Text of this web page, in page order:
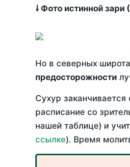
🠗 Фото истинной
Но в северных
предосторожности
Сухур
расписание со
нашей таблице) и
ссылке). Время